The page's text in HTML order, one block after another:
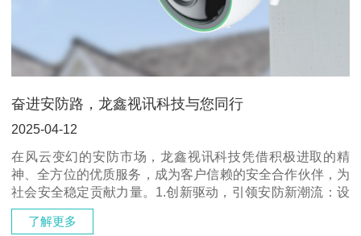
奋进安防路，龙鑫视讯科技与您同行
2025-04-12
在风云变幻的安防市场，龙鑫视讯科技凭借积极进取的精
神、全方位的优质服务，成为客户信赖的安全合作伙伴，为
社会安全稳定贡献力量。1.创新驱动，引领安防新潮流：设
立专门创新实验室，与高校、科研机构深度合作，共同探索
安防新技术、新应用。研发出基于区块···
了解更多